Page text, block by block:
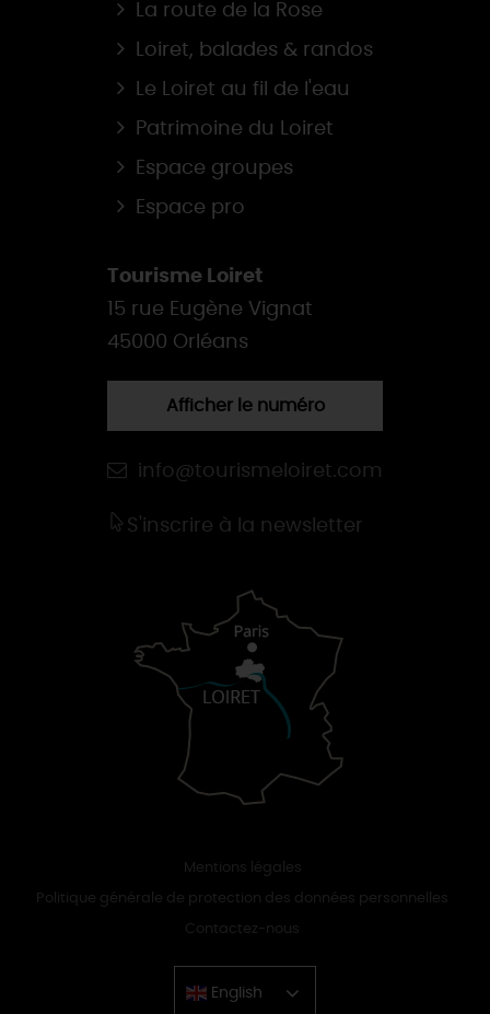
La route de la Rose
Loiret, balades & randos
Le Loiret au fil de l'eau
Patrimoine du Loiret
Espace groupes
Espace pro
Tourisme Loiret
15 rue Eugène Vignat
45000 Orléans
Afficher le numéro
info@tourismeloiret.com
S'inscrire à la newsletter
Mentions légales
Politique générale de protection des données personnelles
Contactez-nous
English